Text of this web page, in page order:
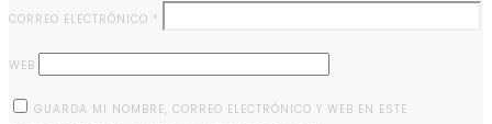
CORREO ELECTRÓNICO *
WEB
GUARDA MI NOMBRE, CORREO ELECTRÓNICO Y WEB EN ESTE